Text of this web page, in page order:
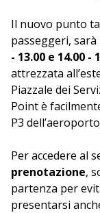
Il nuovo punto
passeggeri, sarà
- 13.00 e 14.00 -
attrezzata
Piazzale dei
Point è
P3
Per accedere al
prenotazione,
partenza per
presentarsi